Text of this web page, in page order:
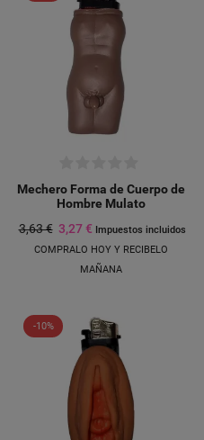
Mechero Forma de Cuerpo de
Hombre Mulato
3,63 € 3,27 € Impuestos incluidos
COMPRALO HOY Y RECIBELO
MAÑANA
-10%